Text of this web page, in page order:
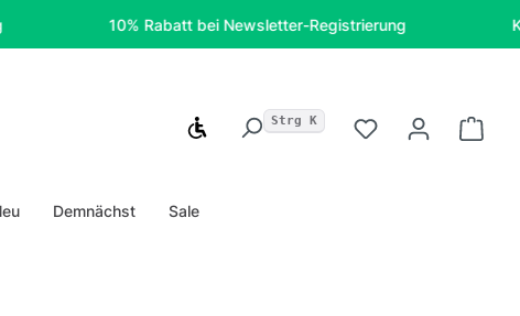
10% Rabatt bei Newsletter-Registrierung
Werkzeugleiste anzeigen
Strg K Du hast 0
Demnächst Sale